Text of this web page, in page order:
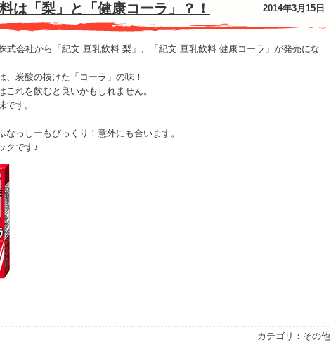
は「梨」と「健康コーラ」？！ 2014年3月15日
式会社から「紀文 豆乳飲料 梨」、「紀文 豆乳飲料 健康コーラ」が発売にな
、炭酸の抜けた「コーラ」の味！
れを飲むと良いかもしれません。
す。
っしーもびっくり！意外にも合います。
クです♪
カテゴリ：その他